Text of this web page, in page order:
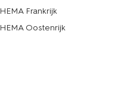
HEMA Frankrijk
HEMA Oostenrijk